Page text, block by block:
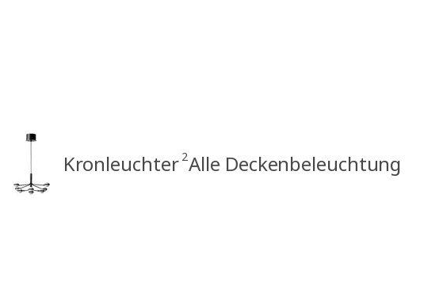
Kronleuchter 2Alle Deckenbeleuchtung